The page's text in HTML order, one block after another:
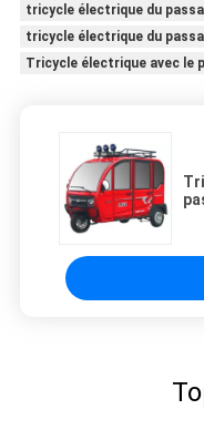
tricycle électrique du
tricycle électrique du
Tricycle électrique avec le